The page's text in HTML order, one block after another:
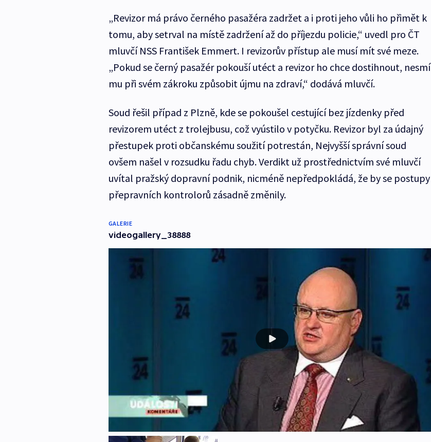
„Revizor má právo černého pasažéra zadržet a i proti jeho vůli ho přimět k
tomu, aby setrval na místě zadržení až do příjezdu policie,“ uvedl pro ČT
mluvčí NSS František Emmert. I revizorův přístup ale musí mít své meze.
„Pokud se černý pasažér pokouší utéct a revizor ho chce dostihnout, nesmí
mu při svém zákroku způsobit újmu na zdraví,“ dodává mluvčí.
Soud řešil případ z Plzně, kde se pokoušel cestující bez jízdenky před
revizorem utéct z trolejbusu, což vyústilo v potyčku. Revizor byl za údajný
přestupek proti občanskému soužití potrestán, Nejvyšší správní soud
ovšem našel v rozsudku řadu chyb. Verdikt už prostřednictvím své mluvčí
uvítal pražský dopravní podnik, nicméně nepředpokládá, že by se postupy
přepravních kontrolorů zásadně změnily.
GALERIE
videogallery_38888